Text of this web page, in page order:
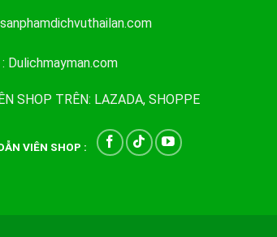
sanphamdichvuthailan.com
Dulichmayman.com
SHOP TRÊN: LAZADA, SHOPPE
VIÊN SHOP :